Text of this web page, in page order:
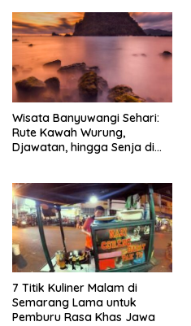
Wisata Banyuwangi Sehari:
Rute Kawah Wurung,
Djawatan, hingga Senja di
7 Titik Kuliner Malam di
Semarang Lama untuk
Pemburu Rasa Khas Jawa